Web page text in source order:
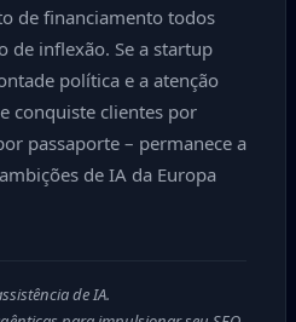
de financiamento todos
de inflexão. Se a startup
política e a atenção
conquiste clientes por
passaporte – permanece a
de IA da Europa
de IA.